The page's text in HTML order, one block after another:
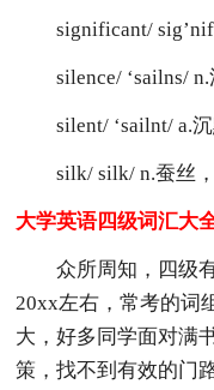
significant/
silence/ ‘sailns/
silent/ ‘sailnt/ a.
silk/ silk/ n.蚕丝
大学英语四级词汇大
众所周知，四级
20xx左右，常考的词
大，好多同学面对满
策，找不到有效的门